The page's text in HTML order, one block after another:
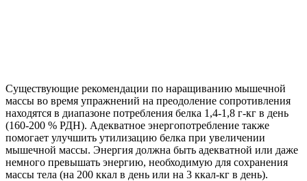
Существующие рекомендации по наращиванию мышечной
массы во время упражнений на преодоление сопротивления
находятся в диапазоне потребления белка 1,4-1,8 г-кг в день
(160-200 % РДН). Адекватное энергопотребление также
помогает улучшить утилизацию белка при увеличении
мышечной массы. Энергия должна быть адекватной или даже
немного превышать энергию, необходимую для сохранения
массы тела (на 200 ккал в день или на 3 ккал-кг в день).